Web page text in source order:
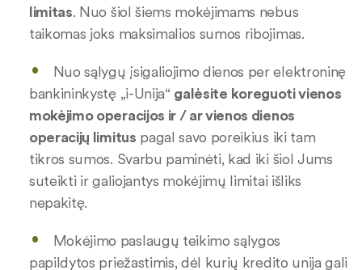
limitas. Nuo šiol šiems mokėjimams nebus
taikomas joks maksimalios sumos ribojimas.
Nuo sąlygų įsigaliojimo dienos per elektroninę
bankininkystę „i-Unija“ galėsite koreguoti vienos
mokėjimo operacijos ir / ar vienos dienos
operacijų limitus pagal savo poreikius iki tam
tikros sumos. Svarbu paminėti, kad iki šiol Jums
suteikti ir galiojantys mokėjimų limitai išliks
nepakitę.
Mokėjimo paslaugų teikimo sąlygos
papildytos priežastimis, dėl kurių kredito unija gali